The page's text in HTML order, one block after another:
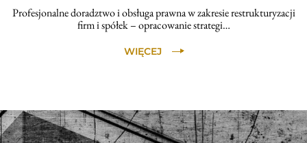
Profesjonalne doradztwo i obsługa prawna w zakresie restrukturyzacji
firm i spółek – opracowanie strategi…
WIĘCEJ